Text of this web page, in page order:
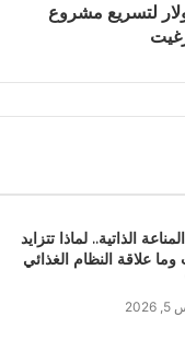
لتسريع مشروع
الذاتية.. لماذا تتزايد
وما علاقة النظام الغذائي